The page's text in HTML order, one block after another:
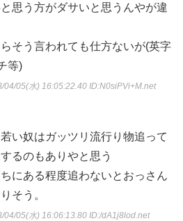
思う方がダサいと思うんやが違
そう言われても仕方ないが(英字
等)
04/05(水) 16:05:22.40 ID:N0siPVi+M.net
い奴はガッツリ流行り物追って
るのもありやと思う
にある程度追わないとおっさん
そう。
04/05(水) 16:06:13.80 ID:/dA1j8lod.net